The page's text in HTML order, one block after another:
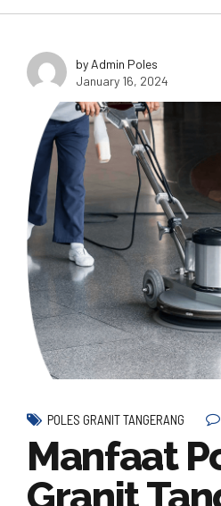
by Admin Poles
January 16, 2024
POLES GRANIT TANGERANG
Manfaat
Granit